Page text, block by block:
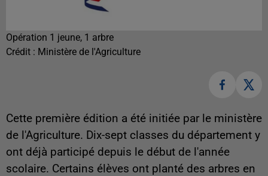
Opération 1 jeune, 1 arbre
Crédit : Ministère de l'Agriculture
Cette première édition a été initiée par le ministère
de l'Agriculture. Dix-sept classes du département y
ont déjà participé depuis le début de l'année
scolaire. Certains élèves ont planté des arbres en